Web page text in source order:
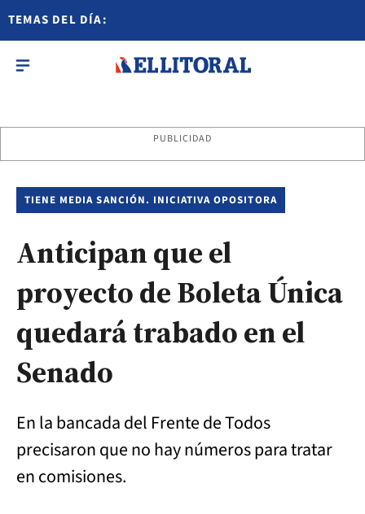
TEMAS DEL DÍA:
PUBLICIDAD
TIENE MEDIA SANCIÓN. INICIATIVA OPOSITORA
Anticipan que el
proyecto de Boleta Única
quedará trabado en el
Senado
En la bancada del Frente de Todos
precisaron que no hay números para tratar
en comisiones.